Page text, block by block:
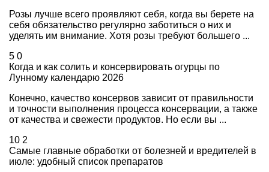
Розы лучше всего проявляют себя, когда вы берете на
себя обязательство регулярно заботиться о них и
уделять им внимание. Хотя розы требуют большего ...
5 0
Когда и как солить и консервировать огурцы по
Лунному календарю 2026
Конечно, качество консервов зависит от правильности
и точности выполнения процесса консервации, а также
от качества и свежести продуктов. Но если вы ...
10 2
Самые главные обработки от болезней и вредителей в
июле: удобный список препаратов